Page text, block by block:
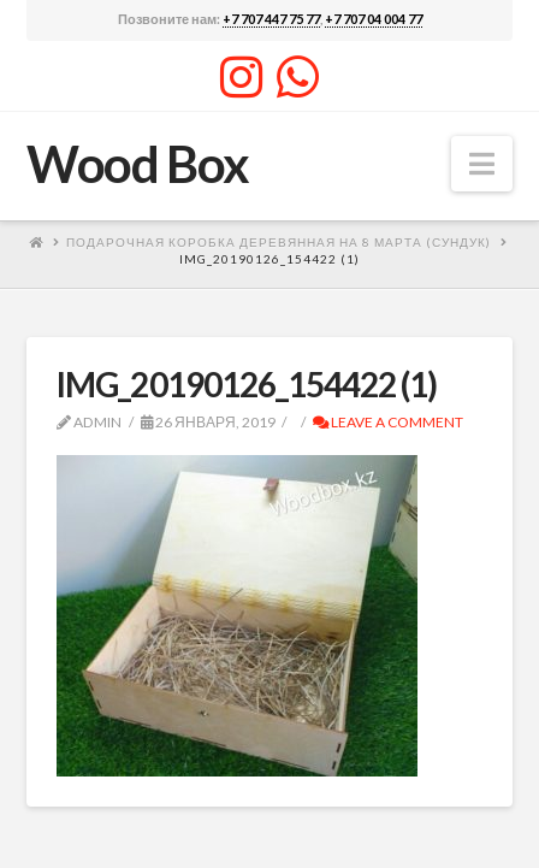
Позвоните нам: +7 707 447 75 77, +7 707 04 004 77
Wood Box
ПОДАРОЧНАЯ КОРОБКА ДЕРЕВЯННАЯ НА 8 МАРТА (СУНДУК)
IMG_20190126_154422 (1)
IMG_20190126_154422 (1)
ADMIN 26 ЯНВАРЯ, 2019 LEAVE A COMMENT